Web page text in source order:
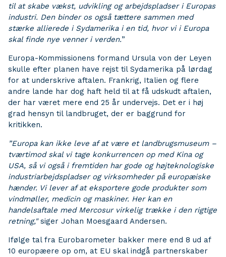
til at skabe vækst, udvikling og arbejdspladser i Europas
industri. Den binder os også tættere sammen med
stærke allierede i Sydamerika i en tid, hvor vi i Europa
skal finde nye venner i verden.”
Europa-Kommissionens formand Ursula von der Leyen
skulle efter planen have rejst til Sydamerika på lørdag
for at underskrive aftalen. Frankrig, Italien og flere
andre lande har dog haft held til at få udskudt aftalen,
der har været mere end 25 år undervejs. Det er i høj
grad hensyn til landbruget, der er baggrund for
kritikken.
”Europa kan ikke leve af at være et landbrugsmuseum –
tværtimod skal vi tage konkurrencen op med Kina og
USA, så vi også i fremtiden har gode og højteknologiske
industriarbejdspladser og virksomheder på europæiske
hænder. Vi lever af at eksportere gode produkter som
vindmøller, medicin og maskiner. Her kan en
handelsaftale med Mercosur virkelig trække i den rigtige
retning,"siger Johan Moesgaard Andersen.
Ifølge tal fra Eurobarometer bakker mere end 8 ud af
10 europæere op om, at EU skal indgå partnerskaber